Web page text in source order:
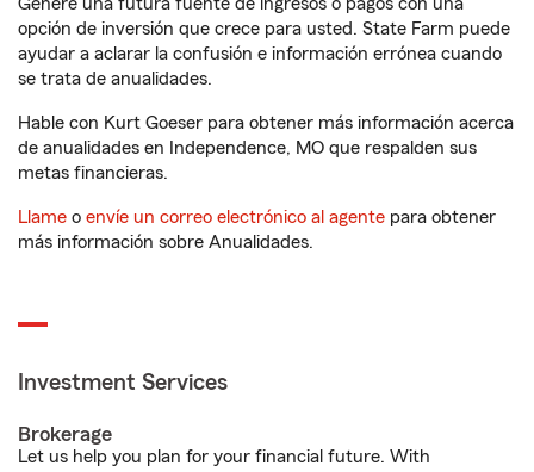
opción de inversión que crece para usted. State Farm puede
ayudar a aclarar la confusión e información errónea cuando
se trata de anualidades.
Hable con Kurt Goeser para obtener más información acerca
de anualidades en Independence, MO que respalden sus
metas financieras.
Llame o envíe un correo electrónico al agente para obtener
más información sobre Anualidades.
Investment Services
Brokerage
Let us help you plan for your financial future. With